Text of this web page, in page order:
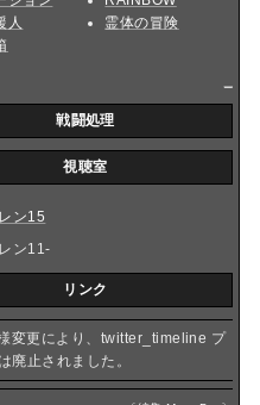
人
霊体の冒険
戦闘処理
視聴室
ン15
ン11-
リンク
変更により、twitter_timeline プ
廃止されました。